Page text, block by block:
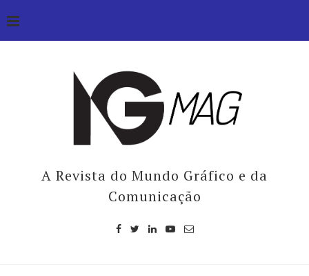
A Revista do Mundo Gráfico e da
Comunicação